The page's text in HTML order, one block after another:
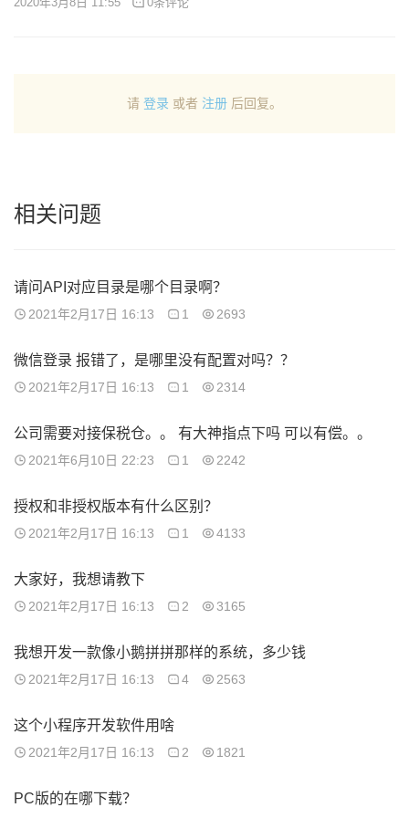
请 登录 或者 注册 后回复。
相关问题
请问API对应目录是哪个目录啊？
2021年2月17日 16:13 1 2693
微信登录 报错了，是哪里没有配置对吗？？
2021年2月17日 16:13 1 2314
公司需要对接保税仓。。 有大神指点下吗 可以有偿。。
2021年6月10日 22:23 1 2242
授权和非授权版本有什么区别？
2021年2月17日 16:13 1 4133
大家好，我想请教下
2021年2月17日 16:13 2 3165
我想开发一款像小鹅拼拼那样的系统，多少钱
2021年2月17日 16:13 4 2563
这个小程序开发软件用啥
2021年2月17日 16:13 2 1821
PC版的在哪下载？